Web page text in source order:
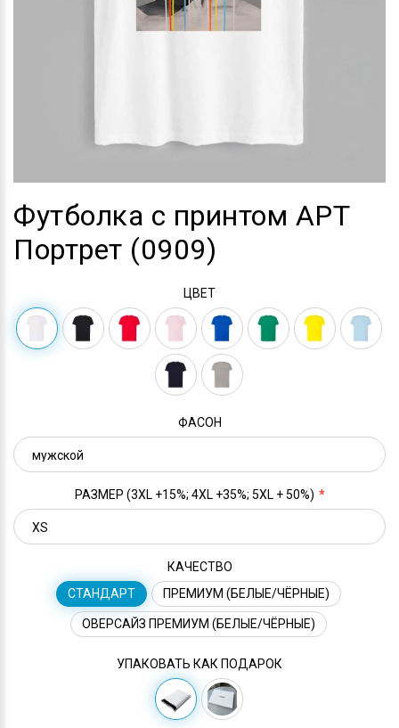
Футболка с принтом АРТ
Портрет (0909)
ЦВЕТ
ФАСОН
РАЗМЕР (3XL +15%; 4XL +35%; 5XL + 50%)
КАЧЕСТВО
СТАНДАРТ
ПРЕМИУМ (БЕЛЫЕ/ЧЁРНЫЕ)
ОВЕРСАЙЗ ПРЕМИУМ (БЕЛЫЕ/ЧЁРНЫЕ)
УПАКОВАТЬ КАК ПОДАРОК